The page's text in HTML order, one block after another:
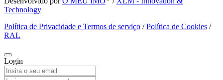
Technology
Política de Privacidade e Termos de serviço /Política de Cookies /
RAL
Login